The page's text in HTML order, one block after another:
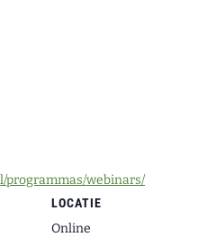
programmas/webinars/
LOCATIE
Online